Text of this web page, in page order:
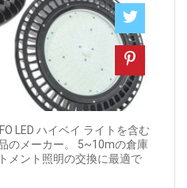
LED ハイベイ ライトを含む
のメーカー。 5~10mの倉庫
メント照明の交換に最適で